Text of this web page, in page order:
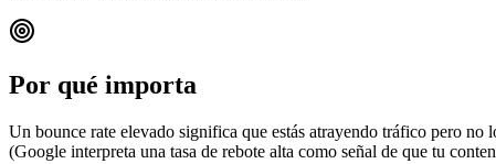
Por qué importa
Un bounce rate elevado significa que estás atrayendo tráfico pero
(Google interpreta una tasa de rebote alta como señal de que tu